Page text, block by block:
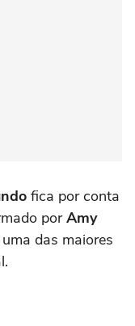
fica por conta
porAmy
das maiores